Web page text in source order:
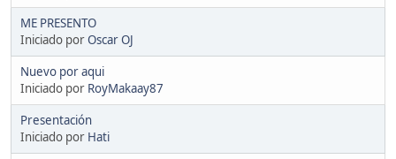
ME PRESENTO
Iniciado porOscar OJ
Nuevo por aqui
Iniciado por RoyMakaay87
Presentación
Iniciado por Hati